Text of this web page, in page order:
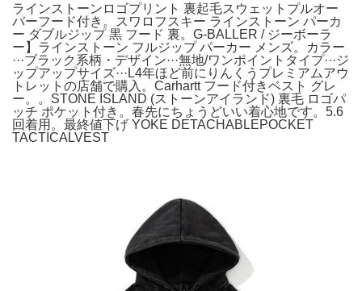
ラインストーンロゴプリント 裏起毛スウェットプルオー
バーフード付き。スワロフスキー ラインストーン パーカ
ー ダブルジップ 黒 フード 裏。G-BALLER / ジーボーラ
ー】ラインストーン フルジップ パーカー メンズ。カラー
···ブラック系柄・デザイン···無地/ワンポイントタイプ···ジ
ップアップサイズ···L4年ほど前にりんくうプレミアムアウ
トレットの店舗で購入。Carhartt フード付きベスト グレ
ー。。STONE ISLAND (ストーンアイランド) 裏毛 ロゴパ
ッチ ポケット付き。春先にちょうどいい着心地です。5.6
回着用。最終値下げ YOKE DETACHABLEPOCKET
TACTICALVEST